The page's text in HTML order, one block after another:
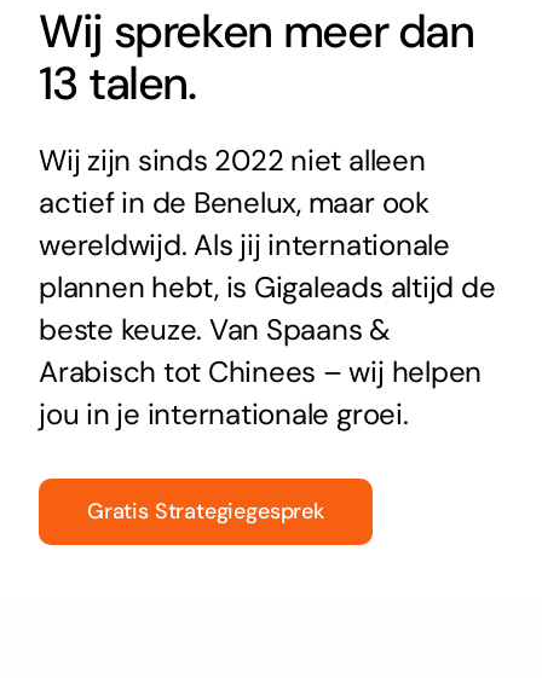
Wij spreken meer dan
13 talen.
Wij zijn sinds 2022 niet alleen
actief in de Benelux, maar ook
wereldwijd. Als jij internationale
plannen hebt, is Gigaleads altijd de
beste keuze. Van Spaans &
Arabisch tot Chinees – wij helpen
jou in je internationale groei.
Gratis Strategiegesprek